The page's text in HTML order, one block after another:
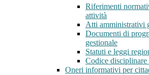
Riferimenti
attività
Atti amministrativi
Documenti di
gestionale
Statuti e leggi
Codice disciplinare
Oneri informativi per